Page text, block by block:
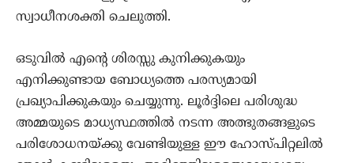
സ്വാധീനശക്തി ചെലുത്തി.
ഒടുവില്‍ എന്‍റെ ശിരസ്സു കുനിക്കുകയും
എനിക്കുണ്ടായ ബോധ്യത്തെ പരസ്യമായി
പ്രഖ്യാപിക്കുകയും ചെയ്യുന്നു. ലൂര്‍ദ്ദിലെ പരിശുദ്ധ
അമ്മയുടെ മാധ്യസ്ഥത്തില്‍ നടന്ന അത്ഭുതങ്ങളുടെ
പരിശോധനയ്ക്കു വേണ്ടിയുള്ള ഈ ഹോസ്പിറ്റലില്‍